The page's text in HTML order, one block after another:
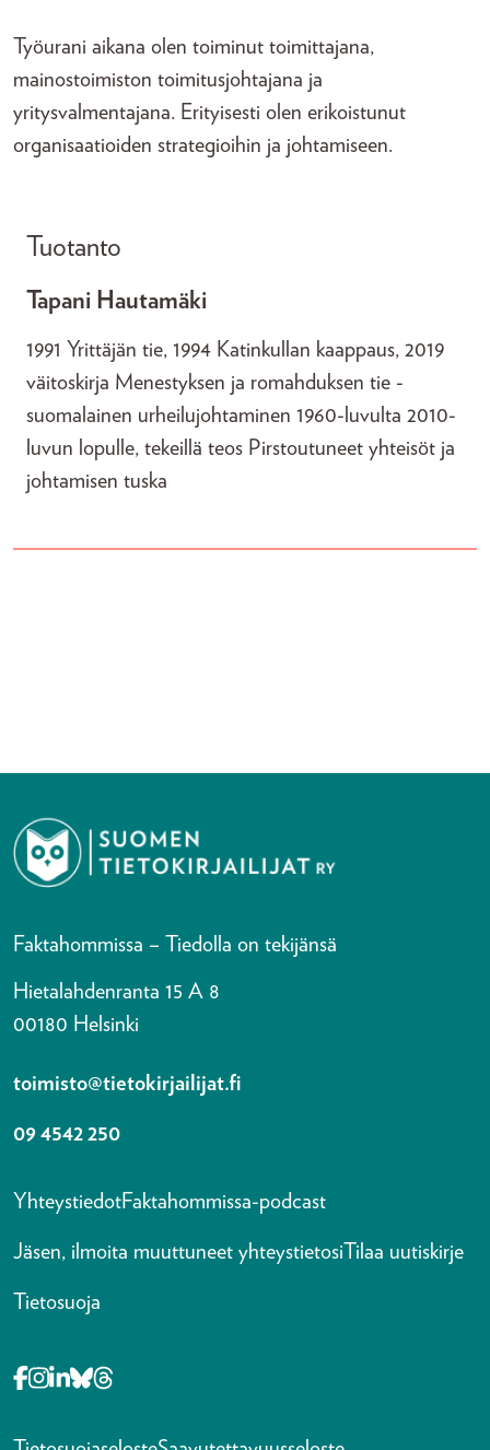
Työurani aikana olen toiminut toimittajana,
mainostoimiston toimitusjohtajana ja
yritysvalmentajana. Erityisesti olen erikoistunut
organisaatioiden strategioihin ja johtamiseen.
Tuotanto
Tapani Hautamäki
1991 Yrittäjän tie, 1994 Katinkullan kaappaus, 2019
väitoskirja Menestyksen ja romahduksen tie -
suomalainen urheilujohtaminen 1960-luvulta 2010-
luvun lopulle, tekeillä teos Pirstoutuneet yhteisöt ja
johtamisen tuska
Faktahommissa – Tiedolla on tekijänsä
Hietalahdenranta 15 A 8
00180 Helsinki
toimisto@tietokirjailijat.fi
09 4542 250
YhteystiedotFaktahommissa-podcast
Jäsen, ilmoita muuttuneet yhteystietosi Tilaa uutiskirje
Tietosuoja
Opens in a new tab Facebook-f
Opens in a new tab Instagram
Opens in a new tab Linkedin-in
Opens in a new tab Bluesky